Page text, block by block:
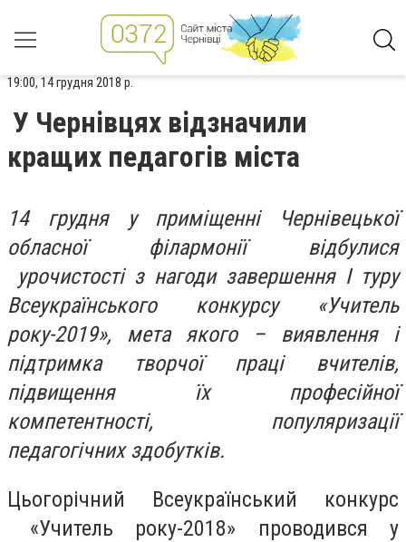
19:00, 14 грудня 2018 р.
У Чернівцях відзначили
кращих педагогів міста
14 грудня у приміщенні Чернівецької
обласної філармонії відбулися
урочистості з нагоди завершення І туру
Всеукраїнського конкурсу «Учитель
року-2019», мета якого – виявлення і
підтримка творчої праці вчителів,
підвищення їх професійної
компетентності, популяризації
педагогічних здобутків.
Цьогорічний Всеукраїнський конкурс
«Учитель року-2018» проводився у